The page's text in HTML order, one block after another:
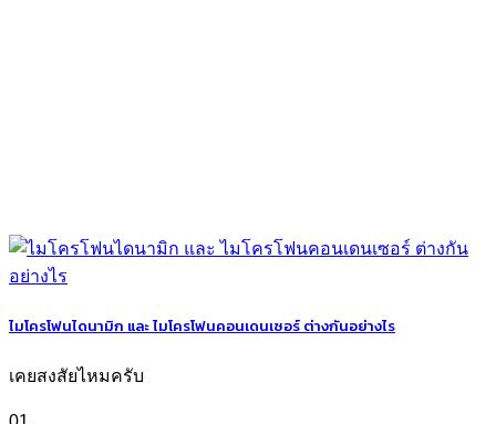
ไมโครโฟนไดนามิก และ ไมโครโฟนคอนเดนเซอร์ ต่างกันอย่างไร
เคยสงสัยไหมครับ